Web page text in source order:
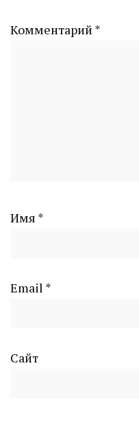
Комментарий *
Имя *
Email *
Сайт